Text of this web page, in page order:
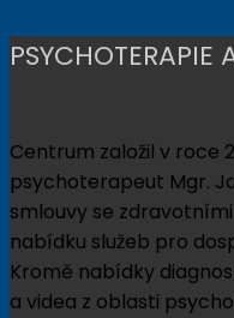
PSYCHOTERAPIE
Centrum založil v roce
psychoterapeut Mgr.
smlouvy se
nabídku služeb pro
Kromě nabídky
a videa z oblasti